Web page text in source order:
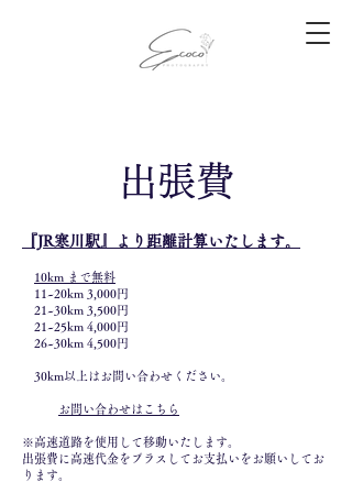
出張費
『JR寒川駅』より距離計算いたします。
10km まで無料
11~20km 3,000円
21~30km 3,500円
21~25km 4,000円
26~30km 4,500円
30km以上はお問い合わせください。
お問い合わせはこちら
※高速道路を使用して移動いたします。
出張費に高速代金をプラスしてお支払いをお願いしてお
ります。